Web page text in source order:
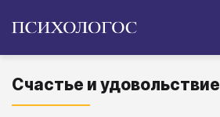
Счастье и удовольствие